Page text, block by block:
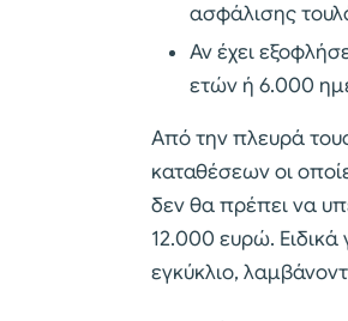
ασφάλισης
Αν έχει
ετών ή 6.000
Από την πλευρά
καταθέσεων οι
δεν θα πρέπει να
12.000 ευρώ.
εγκύκλιο,